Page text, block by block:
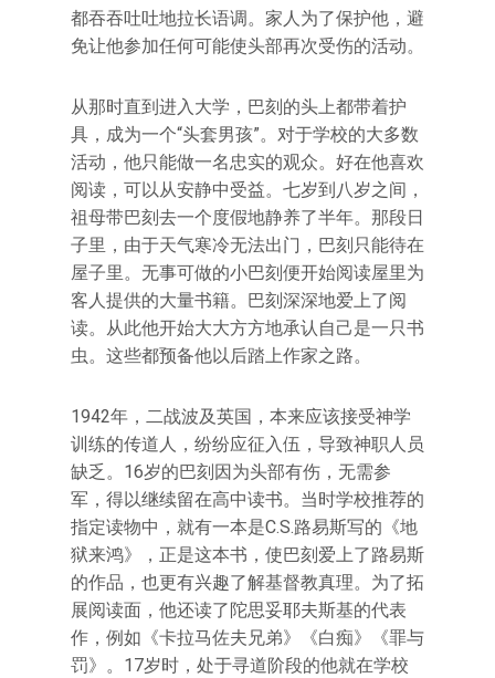
都吞吞吐吐地拉长语调。家人为了保护他，避
免让他参加任何可能使头部再次受伤的活动。
从那时直到进入大学，巴刻的头上都带着护
具，成为一个“头套男孩”。对于学校的大多数
活动，他只能做一名忠实的观众。好在他喜欢
阅读，可以从安静中受益。七岁到八岁之间，
祖母带巴刻去一个度假地静养了半年。那段日
子里，由于天气寒冷无法出门，巴刻只能待在
屋子里。无事可做的小巴刻便开始阅读屋里为
客人提供的大量书籍。巴刻深深地爱上了阅
读。从此他开始大大方方地承认自己是一只书
虫。这些都预备他以后踏上作家之路。
1942年，二战波及英国，本来应该接受神学
训练的传道人，纷纷应征入伍，导致神职人员
缺乏。16岁的巴刻因为头部有伤，无需参
军，得以继续留在高中读书。当时学校推荐的
指定读物中，就有一本是C.S.路易斯写的《地
狱来鸿》，正是这本书，使巴刻爱上了路易斯
的作品，也更有兴趣了解基督教真理。为了拓
展阅读面，他还读了陀思妥耶夫斯基的代表
作，例如《卡拉马佐夫兄弟》《白痴》《罪与
罚》。17岁时，处于寻道阶段的他就在学校